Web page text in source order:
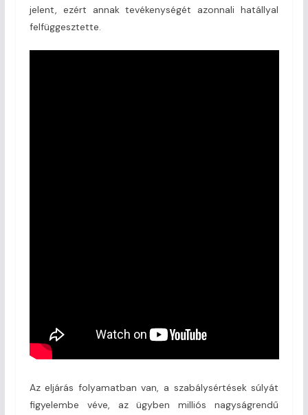
jelent, ezért annak tevékenységét azonnali hatállyal
felfüggesztette.
Az eljárás folyamatban van, a szabálysértések súlyát
figyelembe véve, az ügyben milliós nagyságrendű